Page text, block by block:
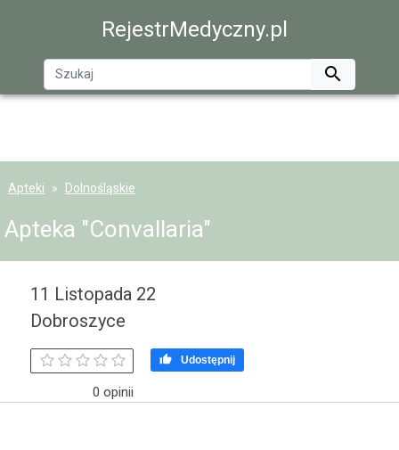
RejestrMedyczny.pl

Apteki Dolnośląskie
Apteka "Convallaria"
11 Listopada 22
Dobroszyce
0 opinii
 Udostępnij